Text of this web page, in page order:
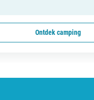
Ontdek camping